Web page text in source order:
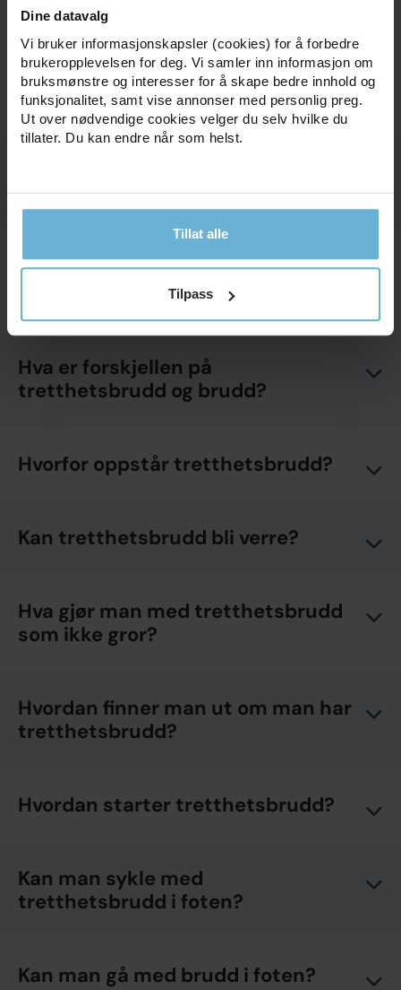
Dine datavalg
Vi bruker informasjonskapsler (cookies) for å forbedre
brukeropplevelsen for deg. Vi samler inn informasjon om
bruksmønstre og interesser for å skape bedre innhold og
funksjonalitet, samt vise annonser med personlig preg.
Ut over nødvendige cookies velger du selv hvilke du
tillater. Du kan endre når som helst.
Tillat alle
Tilpass
Ofte stilte spørsmål om
tretthetsbrudd i foten
foten ut?
Hvor lenge kan man gå med
tretthetsbrudd?
Hva er forskjellen på
tretthetsbrudd og brudd?
Hvorfor oppstår tretthetsbrudd?
Kan tretthetsbrudd bli verre?
Hva gjør man med tretthetsbrudd
som ikke gror?
Hvordan finner man ut om man har
tretthetsbrudd?
Hvordan starter tretthetsbrudd?
Kan man sykle med
tretthetsbrudd i foten?
Kan man gå med brudd i foten?